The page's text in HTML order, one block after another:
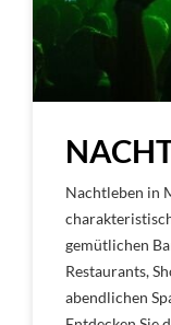
Nachtleben in
gemütlichen
Restaurants,
abendlichen